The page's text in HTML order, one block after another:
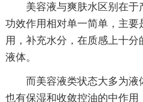
美容液与爽肤水区别在
功效作用相对单一简单，主
用，补充水分，在质感上十
液体。
而美容液类状态大多为液
也有保湿和收敛控油的中作